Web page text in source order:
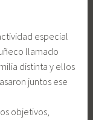
especial
llamado
distinta y ellos
juntos ese
objetivos,